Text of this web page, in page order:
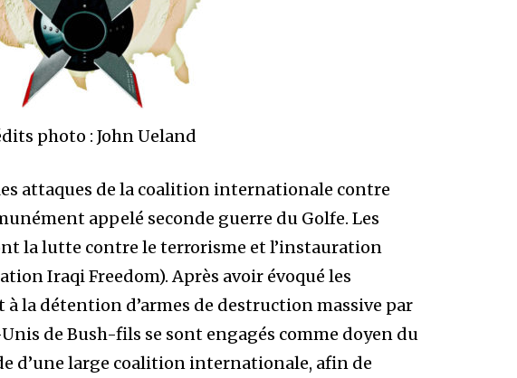
photo : John Ueland
attaques de la coalition internationale contre
appelé seconde guerre du Golfe. Les
la lutte contre le terrorisme et l’instauration
Iraqi Freedom). Après avoir évoqué les
la détention d’armes de destruction massive par
de Bush-fils se sont engagés comme doyen du
d’une large coalition internationale, afin de